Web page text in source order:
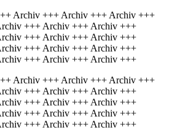
Archiv +++ Archiv +++ Archiv +++
+++ Archiv +++ Archiv +++
+++ Archiv +++ Archiv +++
+++ Archiv +++ Archiv +++
+++ Archiv +++ Archiv +++
Archiv +++ Archiv +++ Archiv +++
+++ Archiv +++ Archiv +++
+++ Archiv +++ Archiv +++
+++ Archiv +++ Archiv +++
+++ Archiv +++ Archiv +++